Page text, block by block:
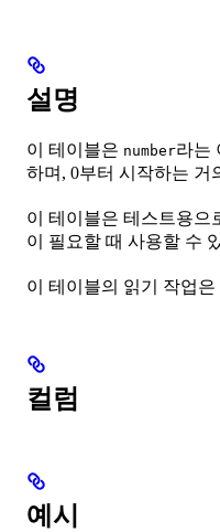
설명
이 테이블은 number라는
하며, 0부터 시작하는 거
이 테이블은 테스트용으
이 필요할 때 사용할 수
이 테이블의 읽기 작업
컬럼
예시